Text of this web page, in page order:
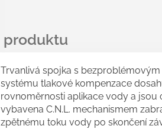
Trvanlivá spojka s
systému tlakové kompenzace
rovnoměrnosti aplikace vody a jsou
vybavena C.N.L. mechanismem
zpětnému toku vody po skončení